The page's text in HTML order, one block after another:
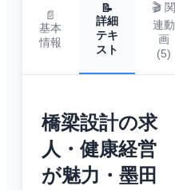
📄
基本
情報
📝
詳細
テキ
スト
🎬 関
連動
画
(5)
橋梁設計の求
人・健康経営
が魅力・墨田